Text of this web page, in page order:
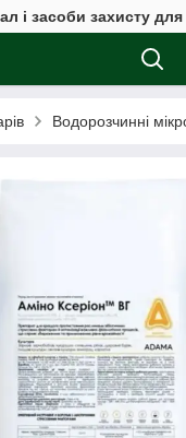
і засоби захисту
Водорозчинні